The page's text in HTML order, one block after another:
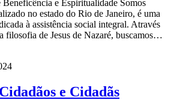
e Espiritualidade Somos
no estado do Rio de Janeiro, é uma
à assistência social integral. Através
filosofia de Jesus de Nazaré, buscamos…
e Cidadãs